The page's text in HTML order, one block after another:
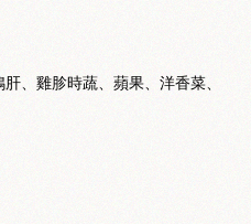
、雞胗時蔬、蘋果、洋香菜、